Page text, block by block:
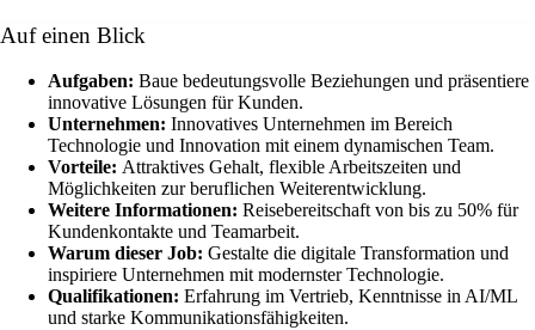
Auf einen Blick
Aufgaben: Baue bedeutungsvolle Beziehungen und präsentiere
innovative Lösungen für Kunden.
Unternehmen: Innovatives Unternehmen im Bereich
Technologie und Innovation mit einem dynamischen Team.
Vorteile: Attraktives Gehalt, flexible Arbeitszeiten und
Möglichkeiten zur beruflichen Weiterentwicklung.
Weitere Informationen: Reisebereitschaft von bis zu 50% für
Kundenkontakte und Teamarbeit.
Warum dieser Job: Gestalte die digitale Transformation und
inspiriere Unternehmen mit modernster Technologie.
Qualifikationen: Erfahrung im Vertrieb, Kenntnisse in AI/ML
und starke Kommunikationsfähigkeiten.